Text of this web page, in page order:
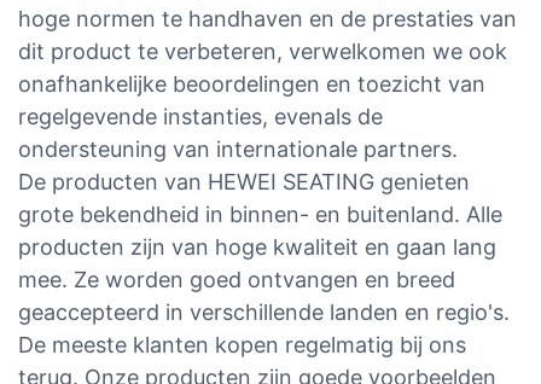
hoge normen te handhaven en de prestaties van
dit product te verbeteren, verwelkomen we ook
onafhankelijke beoordelingen en toezicht van
regelgevende instanties, evenals de
ondersteuning van internationale partners.
De producten van HEWEI SEATING genieten
grote bekendheid in binnen- en buitenland. Alle
producten zijn van hoge kwaliteit en gaan lang
mee. Ze worden goed ontvangen en breed
geaccepteerd in verschillende landen en regio's.
De meeste klanten kopen regelmatig bij ons
terug. Onze producten zijn goede voorbeelden